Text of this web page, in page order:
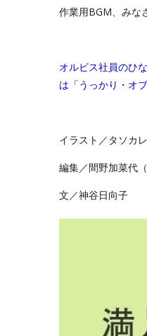
作業用BGM、みな
オルビス社員のひ
は「うっかり・オ
イラスト／タソカ
編集／間野加菜代（
文／神谷日向子